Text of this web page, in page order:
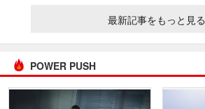
最新記事をもっと見る
POWER PUSH